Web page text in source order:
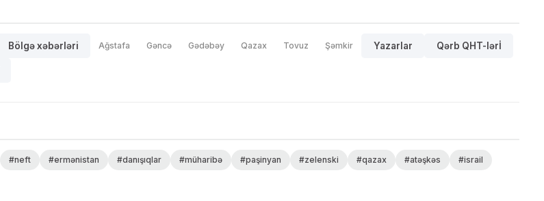
Bölgə xəbərləri Ağstafa Gəncə Gədəbəy Qazax Tovuz Şəmkir Yazarlar Qərb QHT-lərİ
#neft #ermənistan #danışıqlar #müharibə #paşinyan #zelenski #qazax #atəşkəs
#israil